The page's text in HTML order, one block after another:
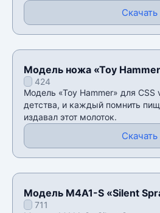
Скачать
Модель ножа «Toy
424
Модель «Toy Hammer» для
детства, и каждый помнить
издавал этот молоток.
Скачать
Модель M4A1-S «Silent
711